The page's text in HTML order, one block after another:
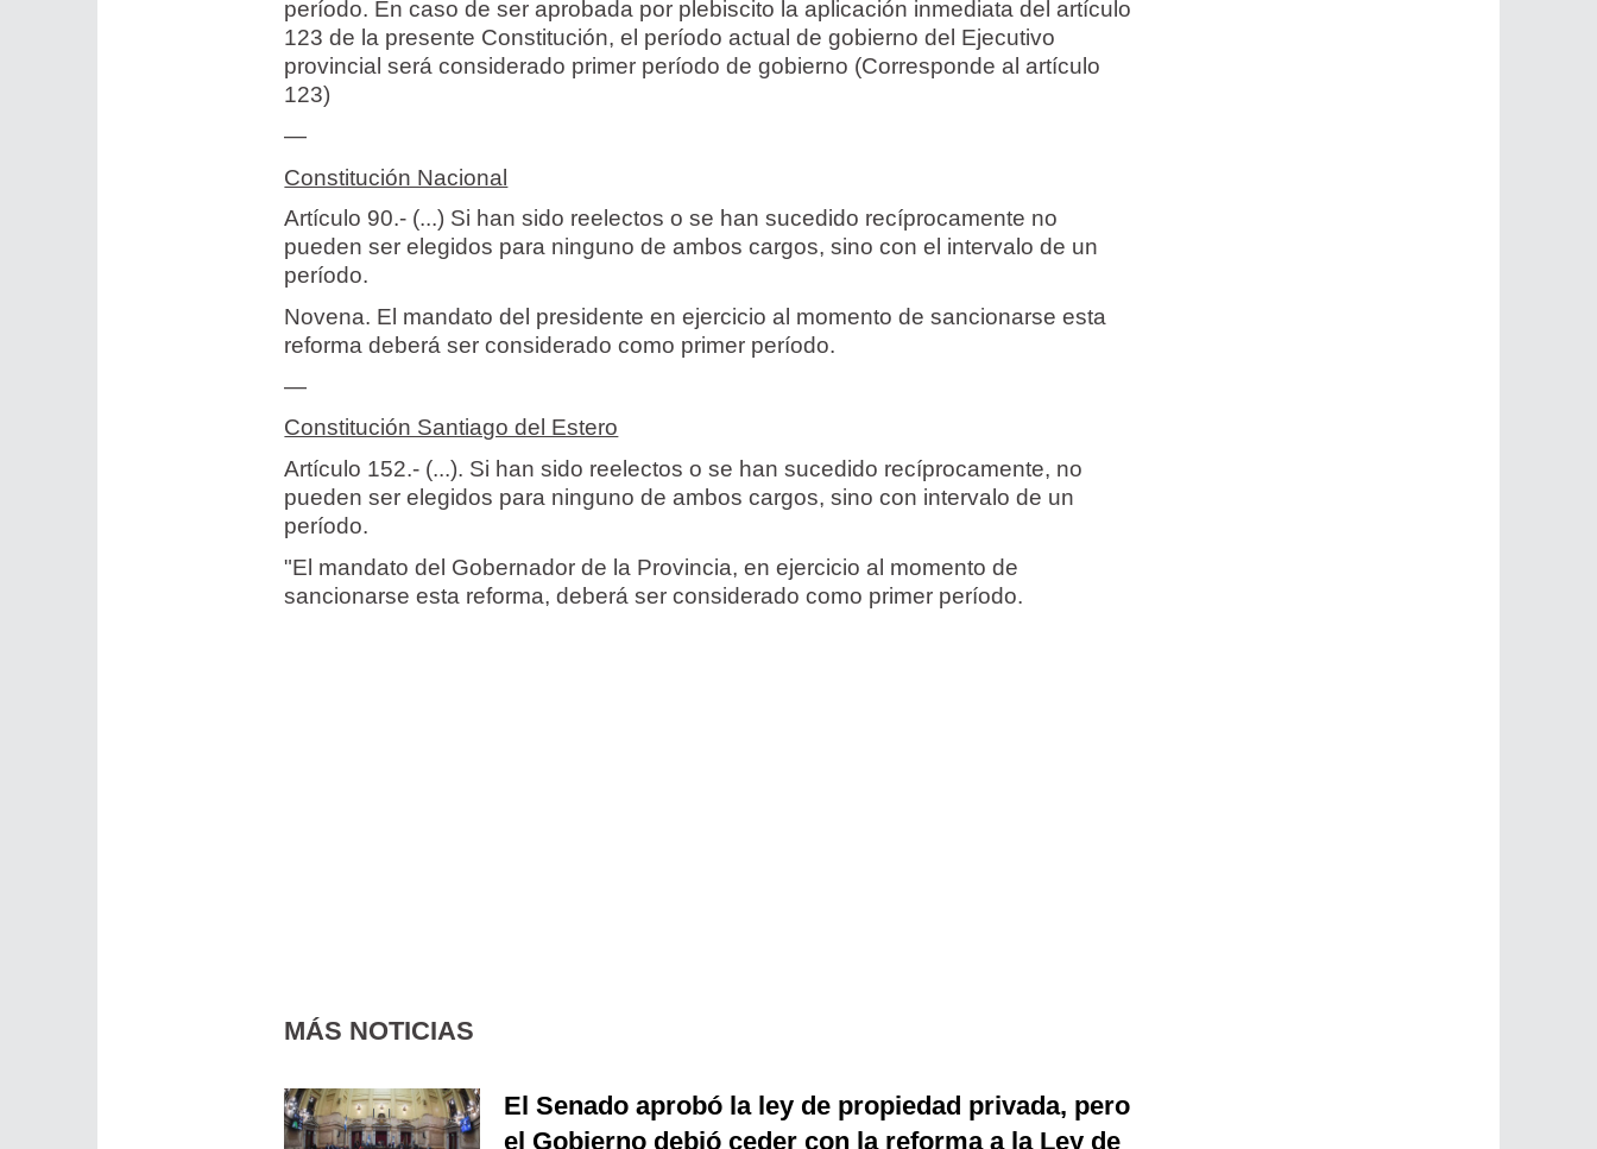
período. En caso de ser aprobada por plebiscito la aplicación inmediata del artículo
123 de la presente Constitución, el período actual de gobierno del Ejecutivo
provincial será considerado primer período de gobierno (Corresponde al artículo
123)
—
Constitución Nacional
Artículo 90.- (...) Si han sido reelectos o se han sucedido recíprocamente no
pueden ser elegidos para ninguno de ambos cargos, sino con el intervalo de un
período.
Novena. El mandato del presidente en ejercicio al momento de sancionarse esta
reforma deberá ser considerado como primer período.
—
Constitución Santiago del Estero
Artículo 152.- (...). Si han sido reelectos o se han sucedido recíprocamente, no
pueden ser elegidos para ninguno de ambos cargos, sino con intervalo de un
período.
"El mandato del Gobernador de la Provincia, en ejercicio al momento de
sancionarse esta reforma, deberá ser considerado como primer período.
MÁS NOTICIAS
El Senado aprobó la ley de propiedad privada, pero
el Gobierno debió ceder con la reforma a la Ley de